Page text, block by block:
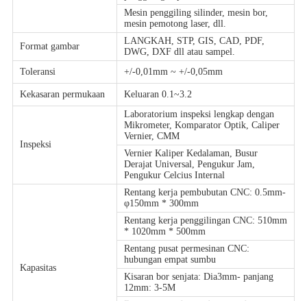
Mesin penggiling silinder, mesin bor,
mesin pemotong laser, dll.
Format gambar
LANGKAH, STP, GIS, CAD, PDF,
DWG, DXF dll atau sampel.
Toleransi
+/-0,01mm ~ +/-0,05mm
Kekasaran permukaan Keluaran 0.1~3.2
Inspeksi
Laboratorium inspeksi lengkap dengan
Mikrometer, Komparator Optik, Caliper
Vernier, CMM
Vernier Kaliper Kedalaman, Busur
Derajat Universal, Pengukur Jam,
Pengukur Celcius Internal
Kapasitas
Rentang kerja pembubutan CNC: 0.5mm-
φ150mm * 300mm
Rentang kerja penggilingan CNC: 510mm
* 1020mm * 500mm
Rentang pusat permesinan CNC:
hubungan empat sumbu
Kisaran bor senjata: Dia3mm- panjang
12mm: 3-5M